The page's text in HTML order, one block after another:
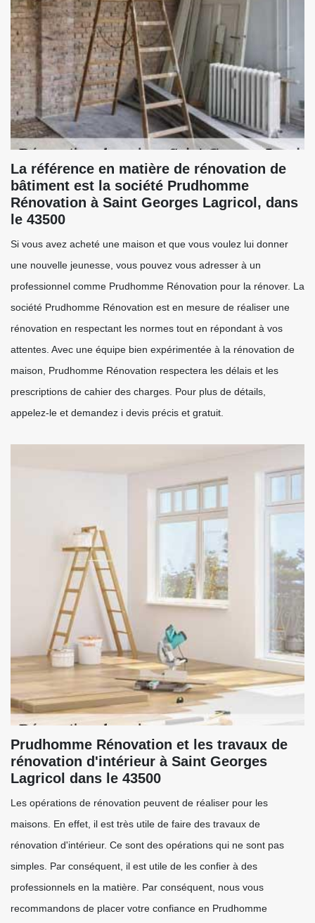
La référence en matière de rénovation de
bâtiment est la société Prudhomme
Rénovation à Saint Georges Lagricol, dans
le 43500
Si vous avez acheté une maison et que vous voulez lui donner
une nouvelle jeunesse, vous pouvez vous adresser à un
professionnel comme Prudhomme Rénovation pour la rénover. La
société Prudhomme Rénovation est en mesure de réaliser une
rénovation en respectant les normes tout en répondant à vos
attentes. Avec une équipe bien expérimentée à la rénovation de
maison, Prudhomme Rénovation respectera les délais et les
prescriptions de cahier des charges. Pour plus de détails,
appelez-le et demandez i devis précis et gratuit.
Prudhomme Rénovation et les travaux de
rénovation d'intérieur à Saint Georges
Lagricol dans le 43500
Les opérations de rénovation peuvent de réaliser pour les
maisons. En effet, il est très utile de faire des travaux de
rénovation d'intérieur. Ce sont des opérations qui ne sont pas
simples. Par conséquent, il est utile de les confier à des
professionnels en la matière. Par conséquent, nous vous
recommandons de placer votre confiance en Prudhomme